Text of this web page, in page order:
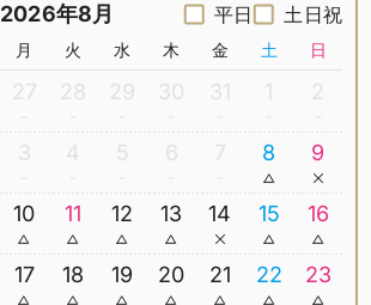
2026年8月 平日 土日祝
月 火 水 木 金 土 日
27 28 29 30 31 1 2
3 4 5 6 7 8 9
10 11 12 13 14 15 16
17 18 19 20 21 22 23